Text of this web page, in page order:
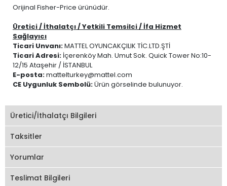
Orijinal Fisher-Price ürünüdür.
Üretici / İthalatçı / Yetkili Temsilci / İfa Hizmet
Sağlayıcı
Ticari Unvanı:MATTEL OYUNCAKÇILIK TİC.LTD.ŞTİ
Ticari Adresi: İçerenköy Mah. Umut Sok. Quick Tower No:10-
12/15 Ataşehir / İSTANBUL
E-posta:mattelturkey@mattel.com
CE Uygunluk Sembolü:Ürün görselinde bulunuyor.
Üretici/İthalatçı Bilgileri
Taksitler
Yorumlar
Teslimat Bilgileri